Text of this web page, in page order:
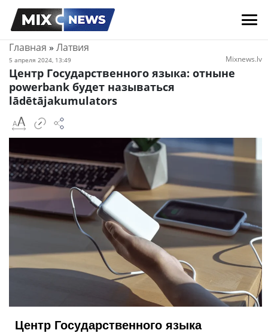
Главная » Латвия
5 апреля 2024, 13:49 Mixnews.lv
Центр Государственного языка: отныне
powerbank будет называться
lādētājakumulators
Центр Государственного языка